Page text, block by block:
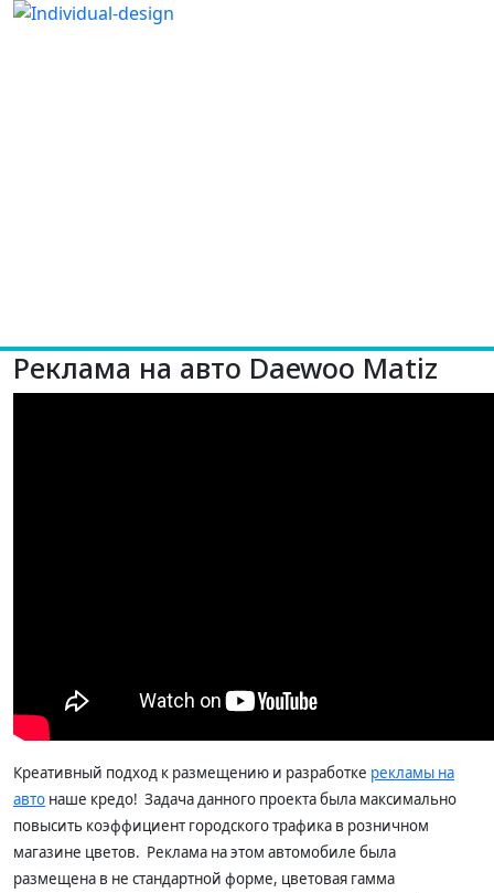
Реклама на авто Daewoo Matiz
Креативный подход к размещению и разработке рекламы на
авто наше кредо! Задача данного проекта была максимально
повысить коэффициент городского трафика в розничном
магазине цветов. Реклама на этом автомобиле была
размещена в не стандартной форме, цветовая гамма